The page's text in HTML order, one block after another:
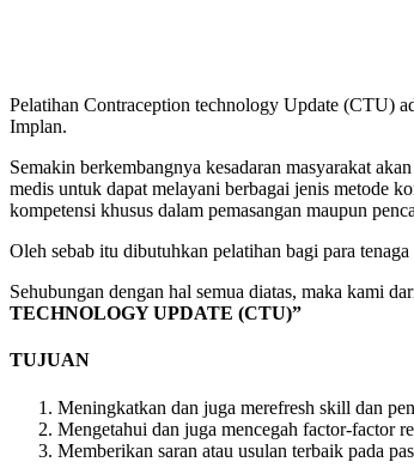
Pelatihan Contraception technology Update (CTU)
Implan.
Semakin berkembangnya kesadaran masyarakat
medis untuk dapat melayani berbagai jenis metode
kompetensi khusus dalam pemasangan maupun
Oleh sebab itu dibutuhkan pelatihan bagi para
Sehubungan dengan hal semua diatas, maka kami
TECHNOLOGY UPDATE (CTU)”
TUJUAN
Meningkatkan dan juga merefresh skill dan
Mengetahui dan juga mencegah factor-factor
Memberikan saran atau usulan terbaik pada